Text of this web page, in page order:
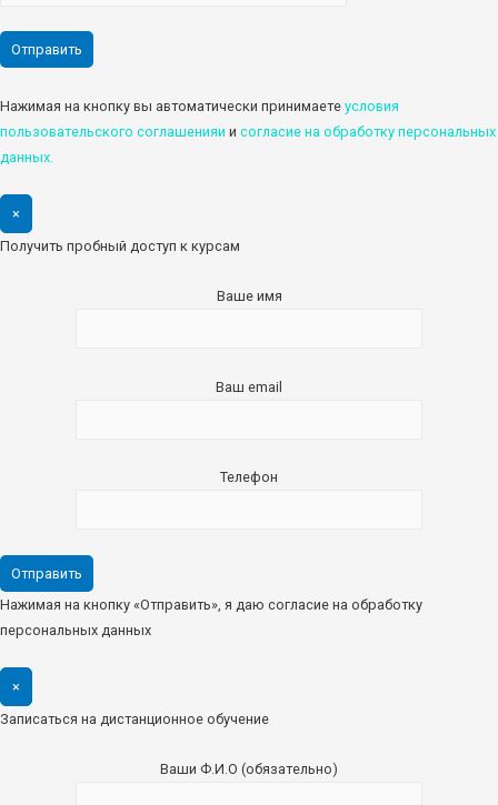
Нажимая на кнопку вы автоматически принимаете условия
пользовательского соглашенияи и cогласие на обработку персональных
данных.
×
Получить пробный доступ к курсам
Ваше имя
Ваш email
Телефон
Нажимая на кнопку «Отправить», я даю согласие на обработку
персональных данных
×
Записаться на дистанционное обучение
Ваши Ф.И.О (обязательно)